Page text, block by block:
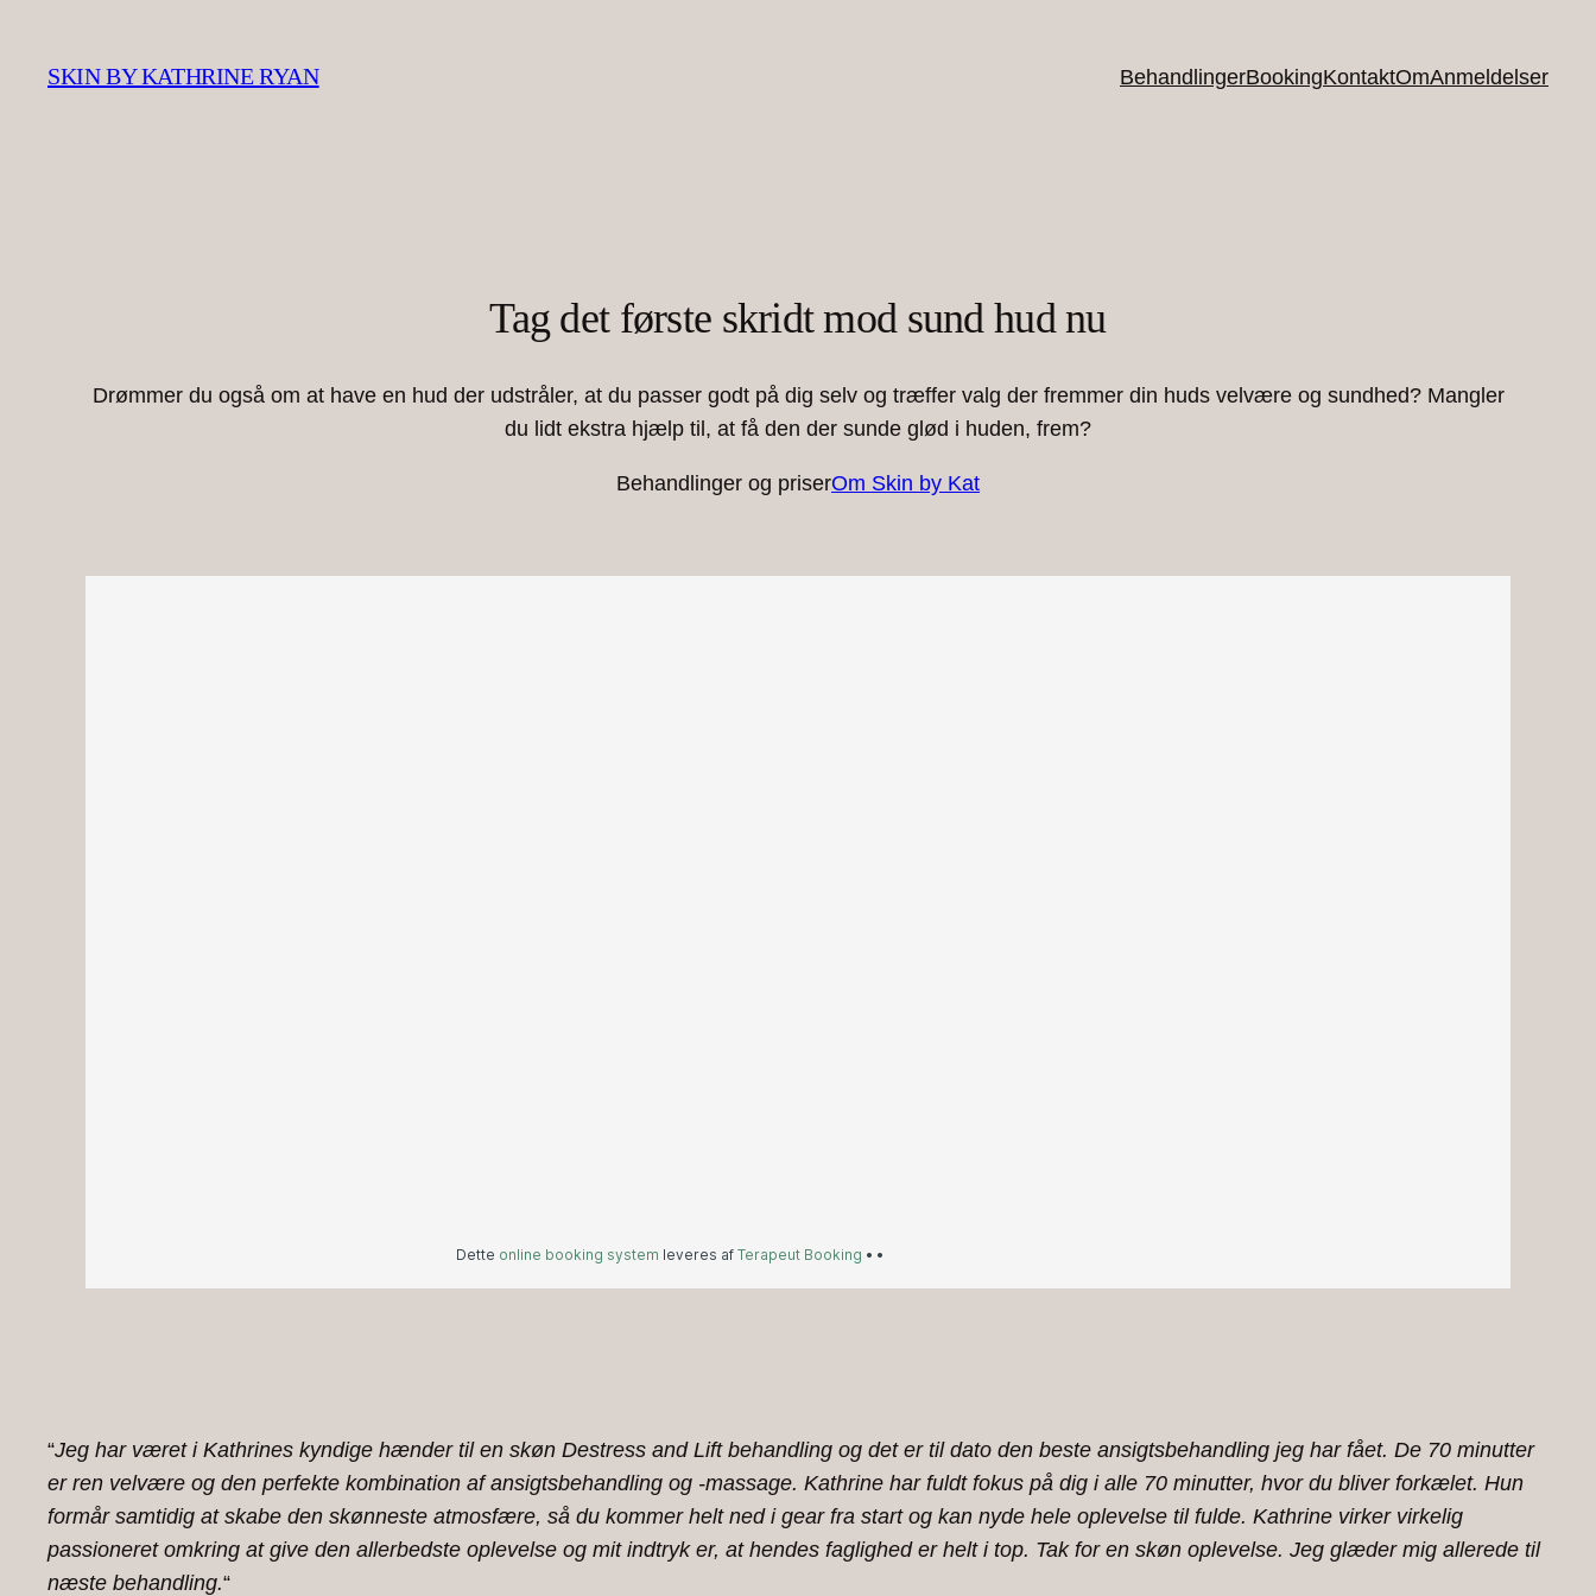
indhold
SKIN BY KATHRINE RYAN BehandlingerBookingKontaktOmAnmeldelser
Tag det første skridt mod sund hud nu
Drømmer du også om at have en hud der udstråler, at du passer godt på dig selv og træffer valg der fremmer din huds velvære og sundhed? Mangler
du lidt ekstra hjælp til, at få den der sunde glød i huden, frem?
Behandlinger og priserOm Skin by Kat
“Jeg har været i Kathrines kyndige hænder til en skøn Destress and Lift behandling og det er til dato den beste ansigtsbehandling jeg har fået. De 70 minutter
er ren velvære og den perfekte kombination af ansigtsbehandling og -massage. Kathrine har fuldt fokus på dig i alle 70 minutter, hvor du bliver forkælet. Hun
formår samtidig at skabe den skønneste atmosfære, så du kommer helt ned i gear fra start og kan nyde hele oplevelse til fulde. Kathrine virker virkelig
passioneret omkring at give den allerbedste oplevelse og mit indtryk er, at hendes faglighed er helt i top. Tak for en skøn oplevelse. Jeg glæder mig allerede til
næste behandling.“